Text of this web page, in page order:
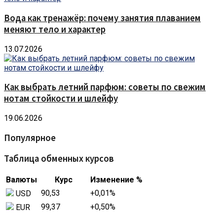
Вода как тренажёр: почему занятия плаванием
меняют тело и характер
13.07.2026
Как выбрать летний парфюм: советы по свежим
нотам стойкости и шлейфу
19.06.2026
Популярное
Таблица обменных курсов
Валюты Курс
Изменение %
USD
90,53 +0,01%
EUR
99,37 +0,50%